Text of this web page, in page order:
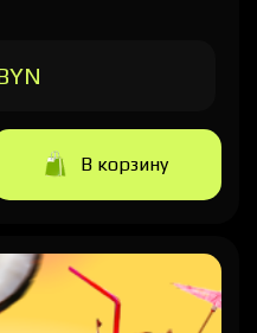
В корзину